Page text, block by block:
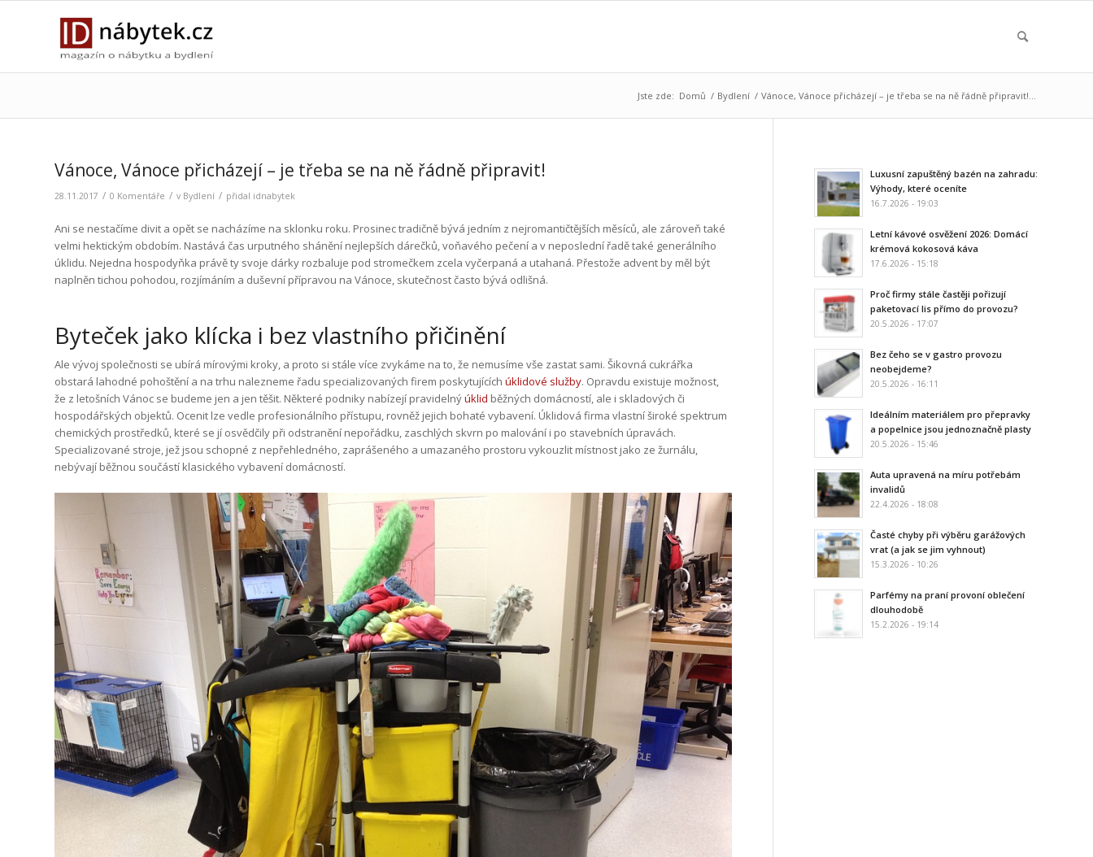
Jste zde: Domů / Bydlení / Vánoce, Vánoce přicházejí – je třeba se na ně řádně připravit!...
Vánoce, Vánoce přicházejí – je třeba se na ně řádně připravit!
28.11.2017 / 0 Komentáře / v Bydlení / přidal idnabytek
Ani se nestačíme divit a opět se nacházíme na sklonku roku. Prosinec tradičně bývá jedním z nejromantičtějších měsíců, ale zároveň také
velmi hektickým obdobím. Nastává čas urputného shánění nejlepších dárečků, voňavého pečení a v neposlední řadě také generálního
úklidu. Nejedna hospodyňka právě ty svoje dárky rozbaluje pod stromečkem zcela vyčerpaná a utahaná. Přestože advent by měl být
naplněn tichou pohodou, rozjímáním a duševní přípravou na Vánoce, skutečnost často bývá odlišná.
Byteček jako klícka i bez vlastního přičinění
Ale vývoj společnosti se ubírá mírovými kroky, a proto si stále více zvykáme na to, že nemusíme vše zastat sami. Šikovná cukrářka
obstará lahodné pohoštění a na trhu nalezneme řadu specializovaných firem poskytujících úklidové služby. Opravdu existuje možnost,
že z letošních Vánoc se budeme jen a jen těšit. Některé podniky nabízejí pravidelnýúklid běžných domácností, ale i skladových či
hospodářských objektů. Ocenit lze vedle profesionálního přístupu, rovněž jejich bohaté vybavení. Úklidová firma vlastní široké spektrum
chemických prostředků, které se jí osvědčily při odstranění nepořádku, zaschlých skvrn po malování i po stavebních úpravách.
Specializované stroje, jež jsou schopné z nepřehledného, zaprášeného a umazaného prostoru vykouzlit místnost jako ze žurnálu,
nebývají běžnou součástí klasického vybavení domácností.
Luxusní zapuštěný bazén na zahradu:
Výhody, které oceníte
16.7.2026 - 19:03
Letní kávové osvěžení 2026: Domácí
krémová kokosová káva
17.6.2026 - 15:18
Proč firmy stále častěji pořizují
paketovací lis přímo do provozu?
20.5.2026 - 17:07
Bez čeho se v gastro provozu
neobejdeme?
20.5.2026 - 16:11
Ideálním materiálem pro přepravky
a popelnice jsou jednoznačně plasty
20.5.2026 - 15:46
Auta upravená na míru potřebám
invalidů
22.4.2026 - 18:08
Časté chyby při výběru garážových
vrat (a jak se jim vyhnout)
15.3.2026 - 10:26
Parfémy na praní provoní oblečení
dlouhodobě
15.2.2026 - 19:14